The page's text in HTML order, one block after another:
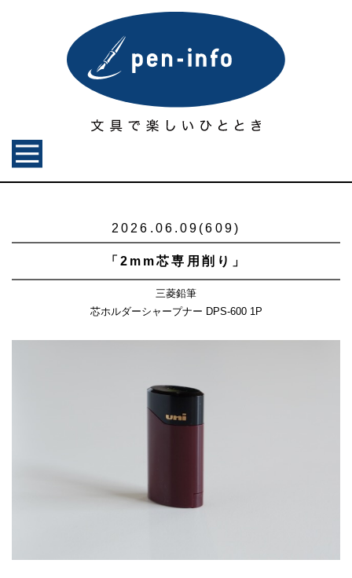
2026.06.09(609)
「2mm芯専用削り」
三菱鉛筆
芯ホルダーシャープナー DPS-600 1P